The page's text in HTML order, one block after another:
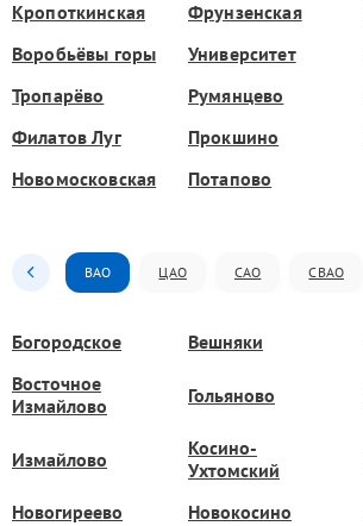
Кропоткинская Фрунзенская
Воробьёвы горы
Университет
Тропарёво
Румянцево
Филатов Луг
Прокшино
Новомосковская
Потапово
ВАО ЦАО САО СВАО
Богородское Вешняки
Восточное
Измайлово
Гольяново
Измайлово
Косино-
Ухтомский
Новогиреево Новокосино